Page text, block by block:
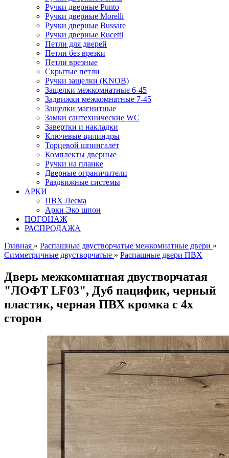
Ручки дверные Punto
Ручки дверные Morelli
Ручки дверные Bussare
Ручки дверные Rucetti
Петли для дверей
Петли без врезки
Петли врезные
Скрытые петли
Ручки защелки (KNOB)
Защелки межкомнатные 6-45
Задвижки межкомнатные 7-45
Защелки магнитные
Замки сантехнические WC
Завертки и накладки
Ключевые цилиндры
Торцевой шпингалет
Комплекты дверные
Ручки на планке
Дверные ограничители
Раздвижные системы
АРКИ
ПВХ Лесма
Арки Эко шпон
ПОГОНАЖ
РАСПРОДАЖА
Главная » Распашные двустворчатые межкомнатные двери »
Симметричные двустворчатые » Распашные двери ПВХ
Дверь межкомнатная двустворчатая
"ЛОФТ LF03", Дуб пацифик, черный
пластик, черная ПВХ кромка с 4х
сторон